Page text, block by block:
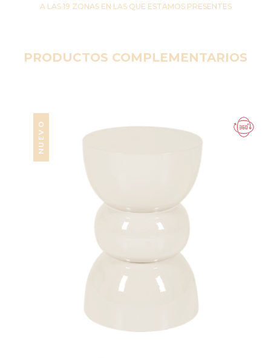
A LAS 19 ZONAS EN LAS QUE ESTAMOS PRESENTES
PRODUCTOS COMPLEMENTARIOS
NUEVO